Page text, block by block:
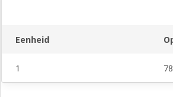
Eenheid
1